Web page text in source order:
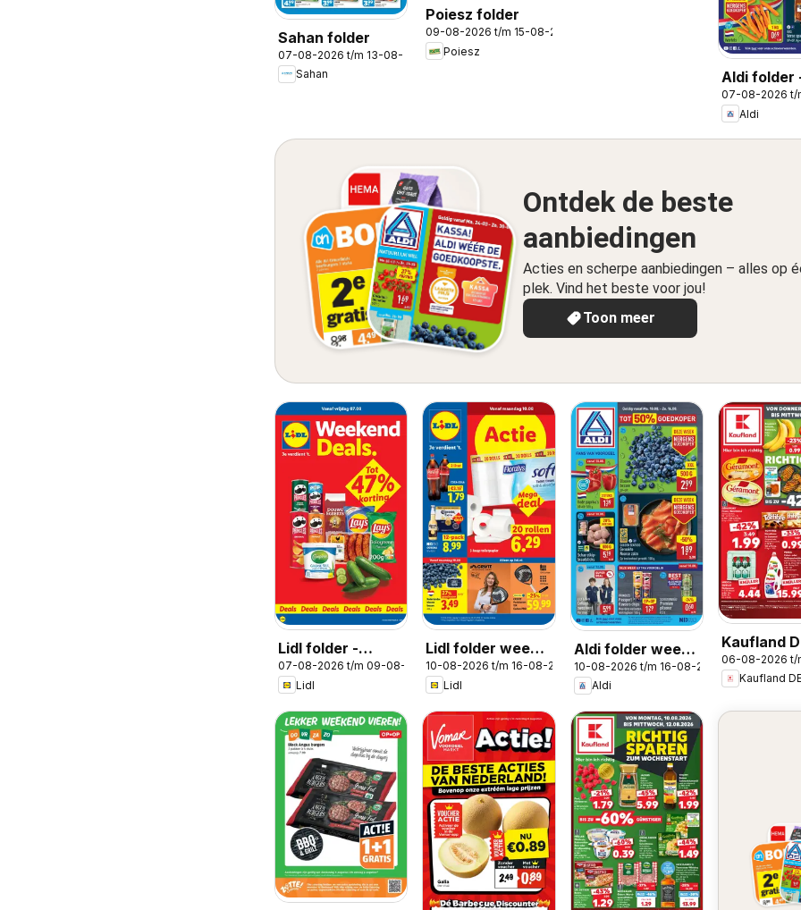
Sahan folder
07-08-2026 t/m 13-08-2026
Sahan
Poiesz folder
09-08-2026 t/m 15-08-2026
Poiesz
Aldi folder
07-08-2026 t/
Aldi
Ontdek de beste
aanbiedingen
Acties en scherpe aanbiedingen – alles op
plek. Vind het beste voor jou!
Toon meer
Lidl folder -
Weekenddeals
07-08-2026 t/m 09-08-2026
Lidl
Lidl folder week
33
10-08-2026 t/m 16-08-2026
Lidl
Aldi folder week
33
10-08-2026 t/m 16-08-2026
Aldi
Kaufland
Folder
06-08-2026 t/
Kaufland